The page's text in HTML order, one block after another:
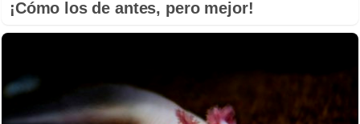
¡Cómo los de antes, pero mejor!